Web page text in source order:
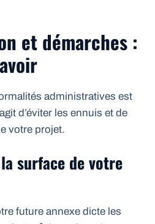
et démarches :
administratives est
d’éviter les ennuis et de
votre projet.
surface de votre
future annexe dicte les